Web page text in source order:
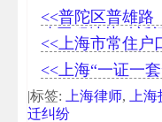
<<普陀区普雄路
建工程地块动迁
<<上海市常住户
<<上海“一证一
|标签: 上海律师, 上
迁纠纷